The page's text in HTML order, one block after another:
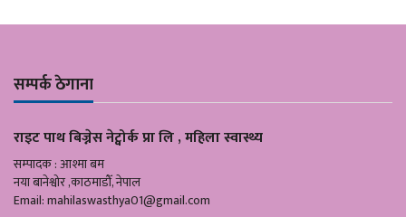
सम्पर्क ठेगाना
राइट पाथ बिज्नेस नेट्वोर्क प्रा लि , महिला स्वास्थ्य
सम्पादक : आश्मा बम
नया बानेश्वोर ,काठमाडौँ, नेपाल
Email:mahilaswasthya01@gmail.com